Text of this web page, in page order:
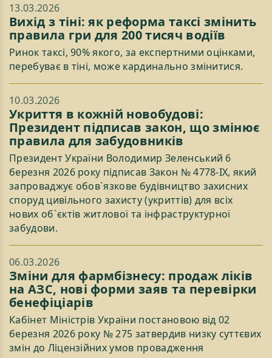
13.03.2026
Вихід з тіні: як реформа таксі змінить
правила гри для 200 тисяч водіїв
Ринок таксі, 90% якого, за експертними оцінками,
перебуває в тіні, може кардинально змінитися.
10.03.2026
Укриття в кожній новобудові:
Президент підписав закон, що змінює
правила для забудовників
Президент України Володимир Зеленський 6
березня 2026 року підписав Закон № 4778-IX, який
запроваджує обов`язкове будівництво захисних
споруд цивільного захисту (укриттів) для всіх
нових об`єктів житлової та інфраструктурної
забудови.
06.03.2026
Зміни для фармбізнесу: продаж ліків
на АЗС, нові форми заяв та перевірки
бенефіціарів
Кабінет Міністрів України постановою від 02
березня 2026 року № 275 затвердив низку суттєвих
змін до Ліцензійних умов провадження